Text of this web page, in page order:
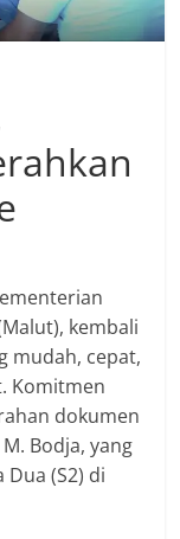
kembali
mudah, cepat,
Komitmen
dokumen
Bodja, yang
(S2) di